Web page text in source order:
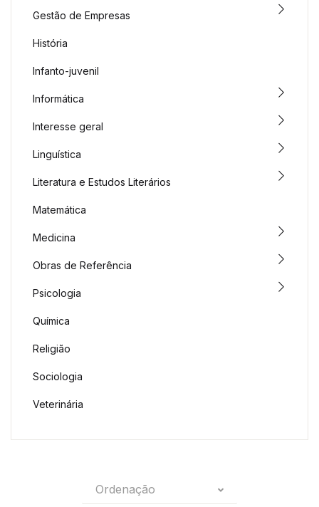
Ordenação
Gestão de Empresas
História
Infanto-juvenil
Informática
Interesse geral
Linguística
Literatura e Estudos Literários
Matemática
Medicina
Obras de Referência
Psicologia
Química
Religião
Sociologia
Veterinária